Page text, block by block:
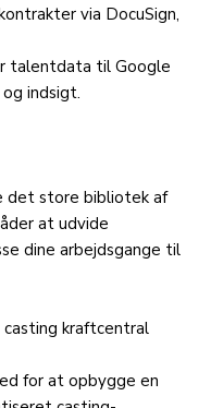
via DocuSign,
talentdata til Google
indsigt.
det store bibliotek af
at udvide
dine arbejdsgange til
kraftcentral
for at opbygge en